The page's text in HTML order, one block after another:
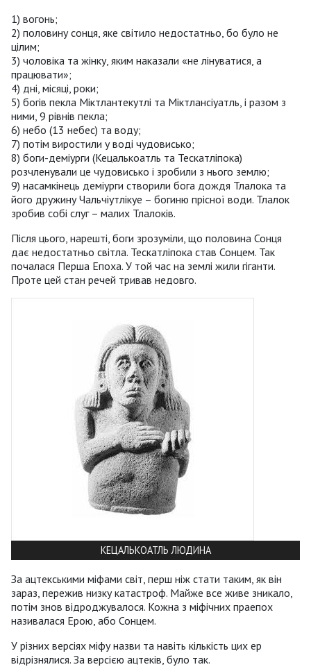
1) вогонь;
2) половину сонця, яке світило недостатньо, бо було не
цілим;
3) чоловіка та жінку, яким наказали «не лінуватися, а
працювати»;
4) дні, місяці, роки;
5) богів пекла Міктлантекутлі та Міктлансіуатль, і разом з
ними, 9 рівнів пекла;
6) небо (13 небес) та воду;
7) потім виростили у воді чудовисько;
8) боги-деміурги (Кецалькоатль та Тескатліпока)
розчленували це чудовисько і зробили з нього землю;
9) насамкінець деміурги створили бога дождя Тлалока та
його дружину Чальчіутлікуе – богиню прісної води. Тлалок
зробив собі слуг – малих Тлалоків.
Після цього, нарешті, боги зрозуміли, що половина Сонця
дає недостатньо світла. Тескатліпока став Сонцем. Так
почалася Перша Епоха. У той час на землі жили гіганти.
Проте цей стан речей тривав недовго.
КЕЦАЛЬКОАТЛЬ ЛЮДИНА
За ацтекськими міфами світ, перш ніж стати таким, як він
зараз, пережив низку катастроф. Майже все живе зникало,
потім знов відроджувалося. Кожна з міфічних праепох
називалася Ерою, або Сонцем.
У різних версіях міфу назви та навіть кількість цих ер
відрізнялися. За версією ацтеків, було так.